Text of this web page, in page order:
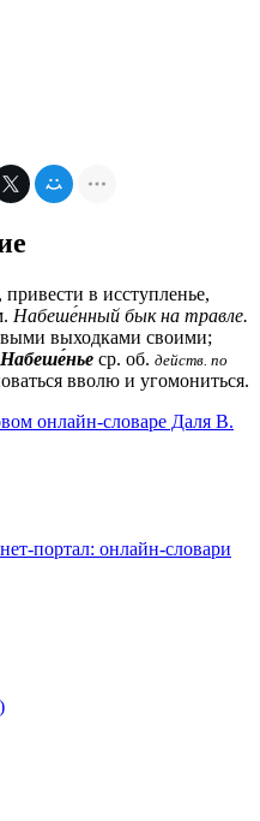
привести в исступленье,
Набеше́нный бык на травле.
выходками своими;
Набеше́нье ср. об. действ. по
вволю и угомониться.
онлайн-словаре Даля В.
портал: онлайн-словари